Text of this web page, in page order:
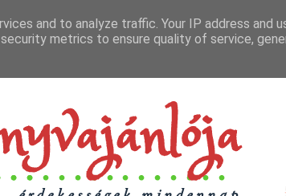
and to analyze traffic. Your IP address and
metrics to ensure quality of service,